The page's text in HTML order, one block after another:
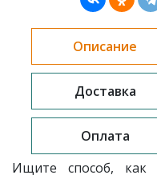
Описание
Доставка
Оплата
Ищите способ, как